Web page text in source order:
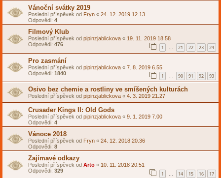
Vánoční svátky 2019
Poslední příspěvek od Fryn « 24. 12. 2019 12.13
Odpovědi: 4
Filmový Klub
Poslední příspěvek od pipinzjablickova « 19. 11. 2019 18.58
Odpovědi: 476 1 … 21 22 23 24
Pro zasmání
Poslední příspěvek od pipinzjablickova « 7. 8. 2019 6.55
Odpovědi: 1840 1 90 91 92 93
Osivo bez chemie a rostliny ve smíšených kulturách
Poslední příspěvek od pipinzjablickova « 4. 3. 2019 21.27
Crusader Kings II: Old Gods
Poslední příspěvek od pipinzjablickova « 9. 1. 2019 7.00
Odpovědi: 4
Vánoce 2018
Poslední příspěvek od Fryn « 24. 12. 2018 20.36
Odpovědi: 8
Zajímavé odkazy
Poslední příspěvek od Arto « 10. 11. 2018 20.51
Odpovědi: 329 1 14 15 16 17